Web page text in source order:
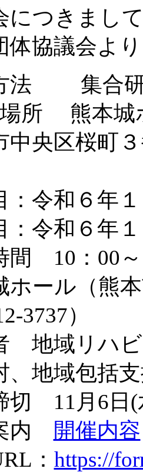
につきまし
体協議会よ
法 集合研
所 熊本城
央区桜町
令和６年１
令和６年１
10：00～
ール（熊
3737）
地域リハビ
、地域包括
切 11月6日(
内
開催内容
： https://